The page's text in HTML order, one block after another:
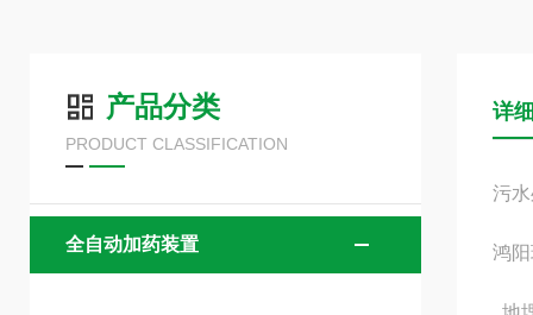
产品分类
PRODUCT CLASSIFICATION
全自动加药装置
详
污
鸿